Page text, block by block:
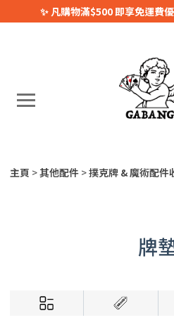
✨ 凡購物滿$500 即享免運費
主頁 其他配件 撲克牌 & 魔術配件
牌